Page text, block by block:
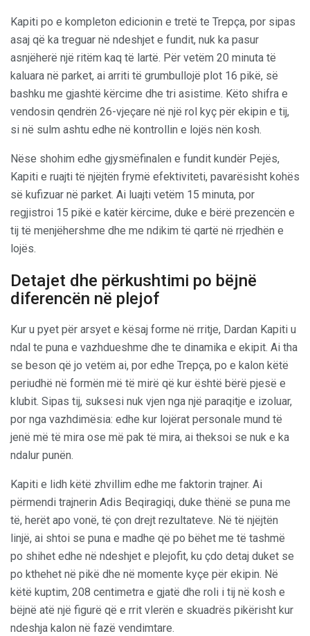
Kapiti po e kompleton edicionin e tretë te Trepça, por sipas
asaj që ka treguar në ndeshjet e fundit, nuk ka pasur
asnjëherë një ritëm kaq të lartë. Për vetëm 20 minuta të
kaluara në parket, ai arriti të grumbullojë plot 16 pikë, së
bashku me gjashtë kërcime dhe tri asistime. Këto shifra e
vendosin qendrën 26-vjeçare në një rol kyç për ekipin e tij,
si në sulm ashtu edhe në kontrollin e lojës nën kosh.
Nëse shohim edhe gjysmëfinalen e fundit kundër Pejës,
Kapiti e ruajti të njëjtën frymë efektiviteti, pavarësisht kohës
së kufizuar në parket. Ai luajti vetëm 15 minuta, por
regjistroi 15 pikë e katër kërcime, duke e bërë prezencën e
tij të menjëhershme dhe me ndikim të qartë në rrjedhën e
lojës.
Detajet dhe përkushtimi po bëjnë
diferencën në plejof
Kur u pyet për arsyet e kësaj forme në rritje, Dardan Kapiti u
ndal te puna e vazhdueshme dhe te dinamika e ekipit. Ai tha
se beson që jo vetëm ai, por edhe Trepça, po e kalon këtë
periudhë në formën më të mirë që kur është bërë pjesë e
klubit. Sipas tij, suksesi nuk vjen nga një paraqitje e izoluar,
por nga vazhdimësia: edhe kur lojërat personale mund të
jenë më të mira ose më pak të mira, ai theksoi se nuk e ka
ndalur punën.
Kapiti e lidh këtë zhvillim edhe me faktorin trajner. Ai
përmendi trajnerin Adis Beqiragiqi, duke thënë se puna me
të, herët apo vonë, të çon drejt rezultateve. Në të njëjtën
linjë, ai shtoi se puna e madhe që po bëhet me të tashmë
po shihet edhe në ndeshjet e plejofit, ku çdo detaj duket se
po kthehet në pikë dhe në momente kyçe për ekipin. Në
këtë kuptim, 208 centimetra e gjatë dhe roli i tij në kosh e
bëjnë atë një figurë që e rrit vlerën e skuadrës pikërisht kur
ndeshja kalon në fazë vendimtare.